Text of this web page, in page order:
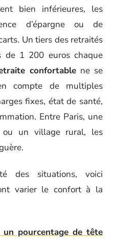
bien inférieures, les
d’épargne ou de
Un tiers des retraités
de 1 200 euros chaque
confortable ne se
compte de multiples
fixes, état de santé,
Entre Paris, une
un village rural, les
des situations, voici
varier le confort à la
un pourcentage de tête